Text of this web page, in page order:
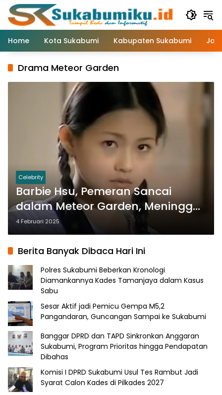
Langsung
konten
Home
Kota Sukabumi Kabupaten Sukabumi
Drama Meteor Garden
Celebrity
Barbie Hsu, Pemeran Sancai
dalam Meteor Garden, Meninggal
Dunia di Usia 48 Tahun
4 Februari 2025
Berita Banyak Dibaca Hari Ini
Polres Sukabumi Beberkan Kronologi
Diamankannya Kades Tamanjaya dalam Kasus
Sabu
Sesar Aktif jadi Pemicu Gempa M5,2
Pangandaran, Guncangan Sampai ke Sukabumi
Banggar DPRD dan TAPD Sinkronkan Anggaran
Sukabumi, Program Prioritas hingga Pendapatan
Dibahas
Komisi I DPRD Sukabumi Usul Tes Rambut Jadi
Syarat Calon Kades di Pilkades 2027